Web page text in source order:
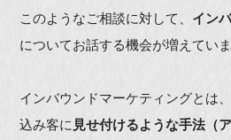
このようなご相談に対して、 イン
についてお話する機会が増えていま
インバウンドマーケティングとは
込み客に 見せ付けるような手法（